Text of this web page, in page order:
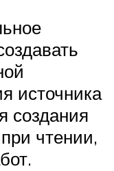
источника
создания
чтении,